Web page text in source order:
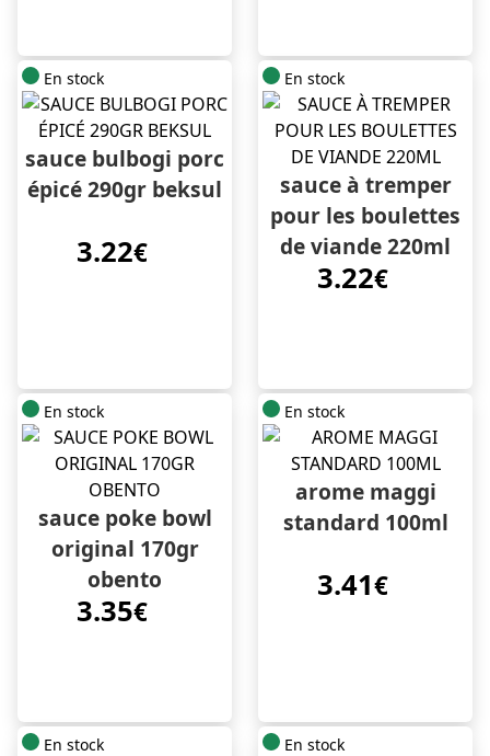
En stock
sauce bulbogi porc
épicé 290gr beksul
3.22€
En stock
sauce à tremper
pour les boulettes
de viande 220ml
3.22€
En stock
sauce poke bowl
original 170gr
obento
3.35€
En stock
arome maggi
standard 100ml
3.41€
En stock En stock